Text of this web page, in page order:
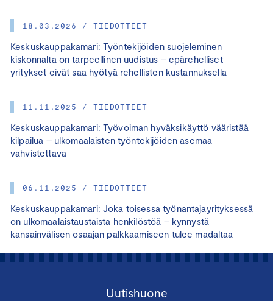
18.03.2026 / TIEDOTTEET
Keskuskauppakamari: Työntekijöiden suojeleminen
kiskonnalta on tarpeellinen uudistus – epärehelliset
yritykset eivät saa hyötyä rehellisten kustannuksella
11.11.2025 / TIEDOTTEET
Keskuskauppakamari: Työvoiman hyväksikäyttö vääristää
kilpailua – ulkomaalaisten työntekijöiden asemaa
vahvistettava
06.11.2025 / TIEDOTTEET
Keskuskauppakamari: Joka toisessa työnantajayrityksessä
on ulkomaalaistaustaista henkilöstöä – kynnystä
kansainvälisen osaajan palkkaamiseen tulee madaltaa
Uutishuone